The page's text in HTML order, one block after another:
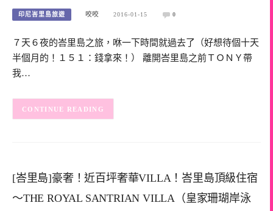
印尼峇里島旅遊 咬咬 2016-01-15 0
７天６夜的峇里島之旅，咻一下時間就過去了（好想待個十天
半個月的！１５１：錢拿來！） 離開峇里島之前ＴＯＮＹ帶
我…
CONTINUE READING
[峇里島]豪奢！近百坪奢華VILLA！峇里島頂級住宿
～THE ROYAL SANTRIAN VILLA（皇家珊瑚岸泳